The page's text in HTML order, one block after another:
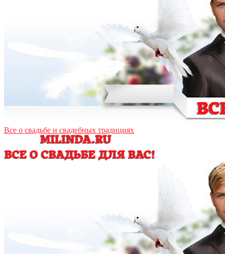
Все о свадьбе и свадебных традициях